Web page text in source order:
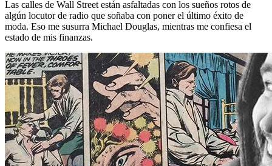
Las calles de Wall Street están asfaltadas con los sueños rotos de
algún locutor de radio que soñaba con poner el último éxito de
moda. Eso me susurra Michael Douglas, mientras me confiesa el
estado de mis finanzas.